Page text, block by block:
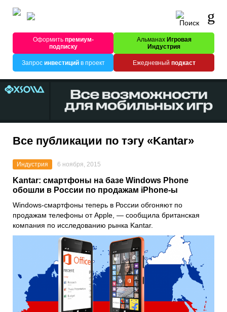
Оформитьпремиум-
подписку
Альманах Игровая
Индустрия
Запрос инвестицийв проект Ежедневный подкаст
Все публикации по тэгу «Kantar»
Индустрия 6 ноября, 2015
Kantar: смартфоны на базе Windows Phone
обошли в России по продажам iPhone-ы
Windows-смартфоны теперь в России обгоняют по
продажам телефоны от Apple, — сообщила британская
компания по исследованию рынка Kantar.